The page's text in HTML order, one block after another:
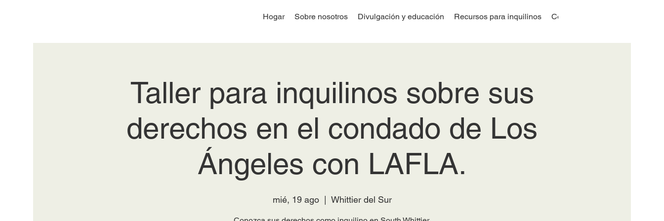
Hogar Sobre nosotros Divulgación y educación Recursos para inquilinos Coalición por la Justicia en la
Taller para inquilinos sobre sus
derechos en el condado de Los
Ángeles con LAFLA.
mié, 19 ago
  |
Whittier del Sur